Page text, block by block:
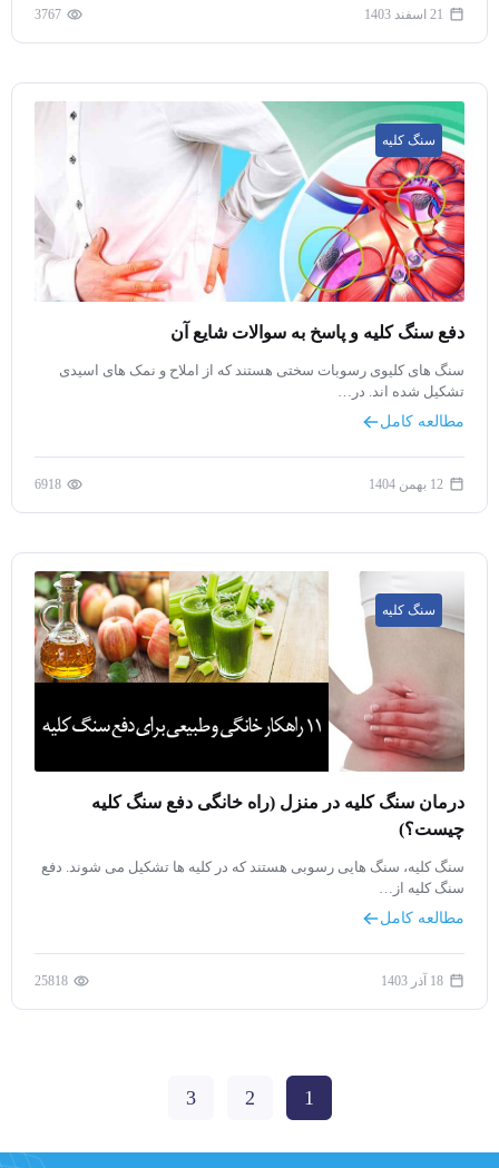
21 اسفند 1403 3767
سنگ کلیه
دفع سنگ کلیه و پاسخ به سوالات شایع آن
سنگ های کلیوی رسوبات سختی هستند که از املاح و نمک های اسیدی
تشکیل شده اند. در…
مطالعه کامل
12 بهمن 1404 6918
سنگ کلیه
درمان سنگ کلیه در منزل (راه خانگی دفع سنگ کلیه
چیست؟)
سنگ کلیه، سنگ هایی رسوبی هستند که در کلیه ها تشکیل می شوند. دفع
سنگ کلیه از…
مطالعه کامل
18 آذر 1403 25818
1
2
3